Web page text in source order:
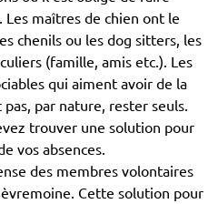
Les maîtres de chien ont le
chenils ou les dog sitters, les
(famille, amis etc.). Les
qui aiment avoir de la
par nature, rester seuls.
trouver une solution pour
vos absences.
des membres volontaires
Cette solution pour